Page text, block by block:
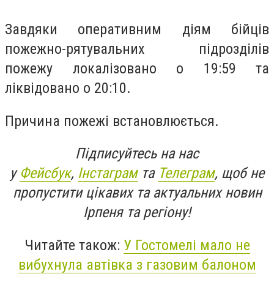
Завдяки оперативним діям бійців
пожежно-рятувальних підрозділів
пожежу локалізовано о 19:59 та
ліквідовано о 20:10.
Причина пожежі встановлюється.
Підписуйтесь на нас
у Фейсбук, Інстаграмта Телеграм, щоб не
пропустити цікавих та актуальних новин
Ірпеня та регіону!
Читайте також: У Гостомелі мало не
вибухнула автівка з газовим балоном